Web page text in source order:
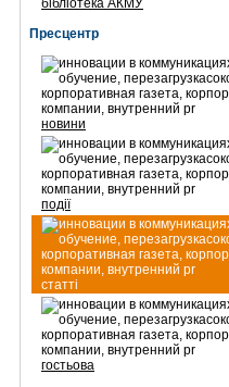
бібліотека АКМУ
Пресцентр
новини
події
статті
гостьова